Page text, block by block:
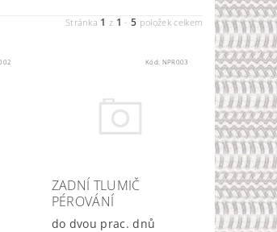
Stránka 1 z 1 -5 položek celkem
Kód: NPR003
ZADNÍ TLUMIČ
PÉROVÁNÍ
do dvou prac. dnů